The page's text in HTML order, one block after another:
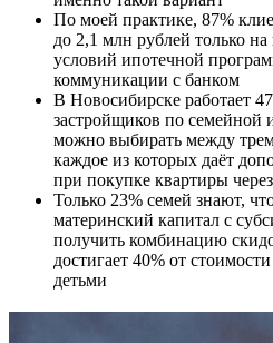
По моей практике, 87%
до 2,1 млн рублей только
условий ипотечной
коммуникации с банком
В Новосибирске работает
застройщиков по семейной
можно выбирать между
каждое из которых даёт
при покупке квартиры
Только 23% семей знают,
материнский капитал с
получить комбинацию
достигает 40% от
детьми